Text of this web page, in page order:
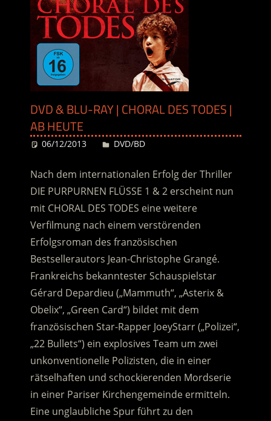
DVD & BLU-RAY | CHORAL DES TODES |
AB HEUTE
06/12/2013 Desiree
DVD/BD
Nach dem internationalen Erfolg der Thriller
DIE PURPURNEN FLÜSSE 1 & 2 erscheint nun
mit CHORAL DES TODES eine weitere
Verfilmung nach einem verstörenden
Erfolgsroman des französischen
Bestsellerautors Jean-Christophe Grangé.
Frankreichs bekanntester Schauspielstar
Gérard Depardieu („Mammuth“, „Asterix &
Obelix“, „Green Card“) bildet mit dem
französischen Star-Rapper JoeyStarr („Polizei“,
„22 Bullets“) ein explosives Team um zwei
unkonventionelle Polizisten, die in einer
rätselhaften und schockierenden Mordserie
in einer Pariser Kirchengemeinde ermitteln.
Eine unglaubliche Spur führt zu den